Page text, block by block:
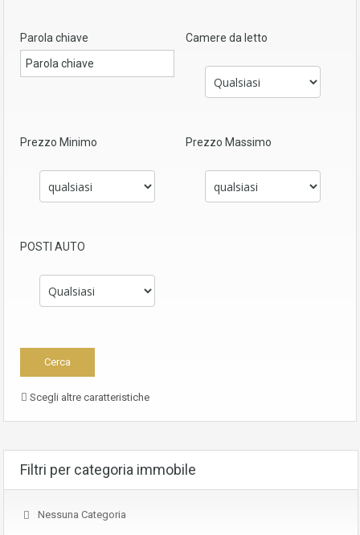
Parola chiave Camere da letto
Prezzo Minimo Prezzo Massimo
POSTI AUTO
Scegli altre caratteristiche
Filtri per categoria immobile
Nessuna Categoria